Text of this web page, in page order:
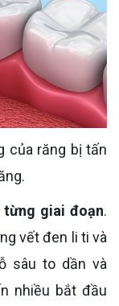
của răng bị tấn
từng giai đoạn.
vết đen li ti và
sâu to dần và
nhiều bắt đầu